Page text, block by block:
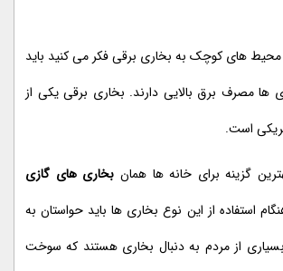
های کوچک به بخاری برقی فکر می کنید باید
ها مصرف برق بالایی دارند. بخاری برقی یکی از
است.
گزینه برای خانه ها همان بخاری های گازی
استفاده از این نوع بخاری ها باید حواستان به
از مردم به دنبال بخاری هستند که سوخت